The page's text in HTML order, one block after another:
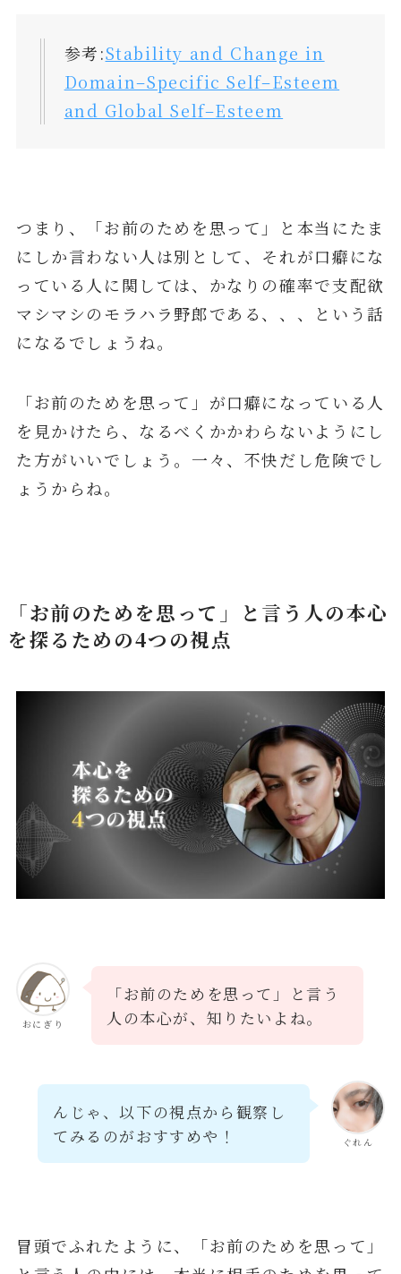
参考:Stability and Change in
Domain–Specific Self–Esteem
and Global Self–Esteem
つまり、「お前のためを思って」と本当にたま
にしか言わない人は別として、それが口癖にな
っている人に関しては、かなりの確率で支配欲
マシマシのモラハラ野郎である、、、という話
になるでしょうね。
「お前のためを思って」が口癖になっている人
を見かけたら、なるべくかかわらないようにし
た方がいいでしょう。一々、不快だし危険でし
ょうからね。
「お前のためを思って」と言う人の本心
を探るための4つの視点
おにぎり
「お前のためを思って」と言う
人の本心が、知りたいよね。
ぐれん
んじゃ、以下の視点から観察し
てみるのがおすすめや！
冒頭でふれたように、「お前のためを思って」